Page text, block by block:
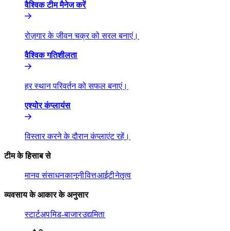
वैश्विक टीम मैनेज करें​​
रोज़गार के जीवन चक्र को सरल बनाएं।​​
वैश्विक गतिशीलता​​
हर स्थान परिवर्तन को सफल बनाएं।​​
एश्योर कंप्लायंस​​
विस्तार करने के दौरान कंप्लाएंट रहें।​​
टीम के हिसाब से​​
मानव संसाधन​​कानूनी​​वित्त​​आईटी​​नेतृत्व​​
व्यवसाय के आकार के अनुसार​​
स्टार्टअप​​मिड-बाजार​​उद्यमिता​​